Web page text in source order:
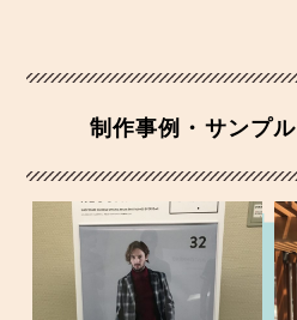
制作事例・サンプル